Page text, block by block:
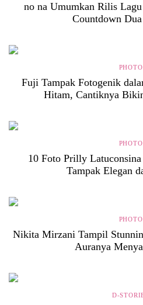
no na Umumkan Rilis Lagu
Countdown
PHOTO
Fuji Tampak Fotogenik
Hitam, Cantiknya
PHOTO
10 Foto Prilly
Tampak Elegan
PHOTO
Nikita Mirzani Tampil
Auranya
D-